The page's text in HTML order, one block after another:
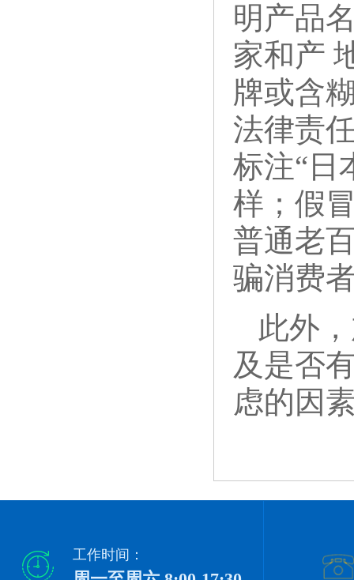
明产品
家和产
牌或含
法律责
标注“日
样；假
普通老
骗消费
此外
及是否
虑的因
工作时间：